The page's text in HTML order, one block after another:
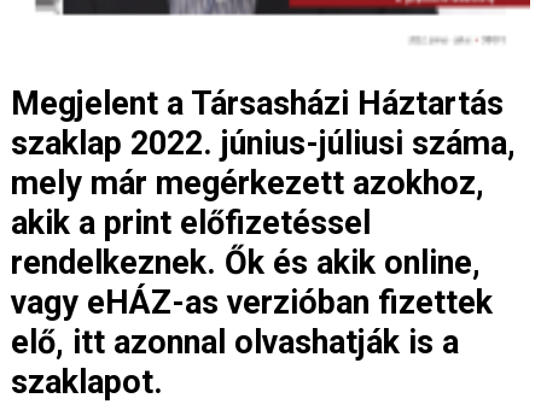
Megjelent a Társasházi Háztartás
szaklap 2022. június-júliusi száma,
mely már megérkezett azokhoz,
akik a print előfizetéssel
rendelkeznek. Ők és akik online,
vagy eHÁZ-as verzióban fizettek
elő, itt azonnal olvashatják is a
szaklapot.